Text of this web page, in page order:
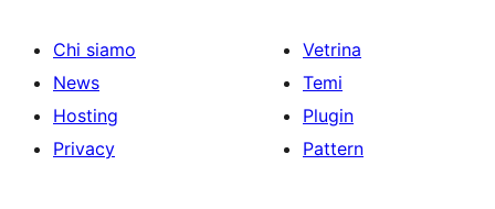
Chi siamo
News
Hosting
Privacy
Vetrina
Temi
Plugin
Pattern